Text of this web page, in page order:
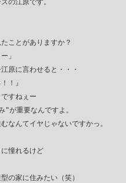
の江原です。
ことがありますか？
」
原に言わせると・・・
！』
すねぇー
が重要なんですよ。
なんてイヤじゃないですかっ。
憧れるけど
の家に住みたい（笑）